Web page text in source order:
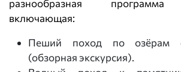
разнообразная программа
включающая:
Пеший поход по озёрам
(обзорная экскурсия).